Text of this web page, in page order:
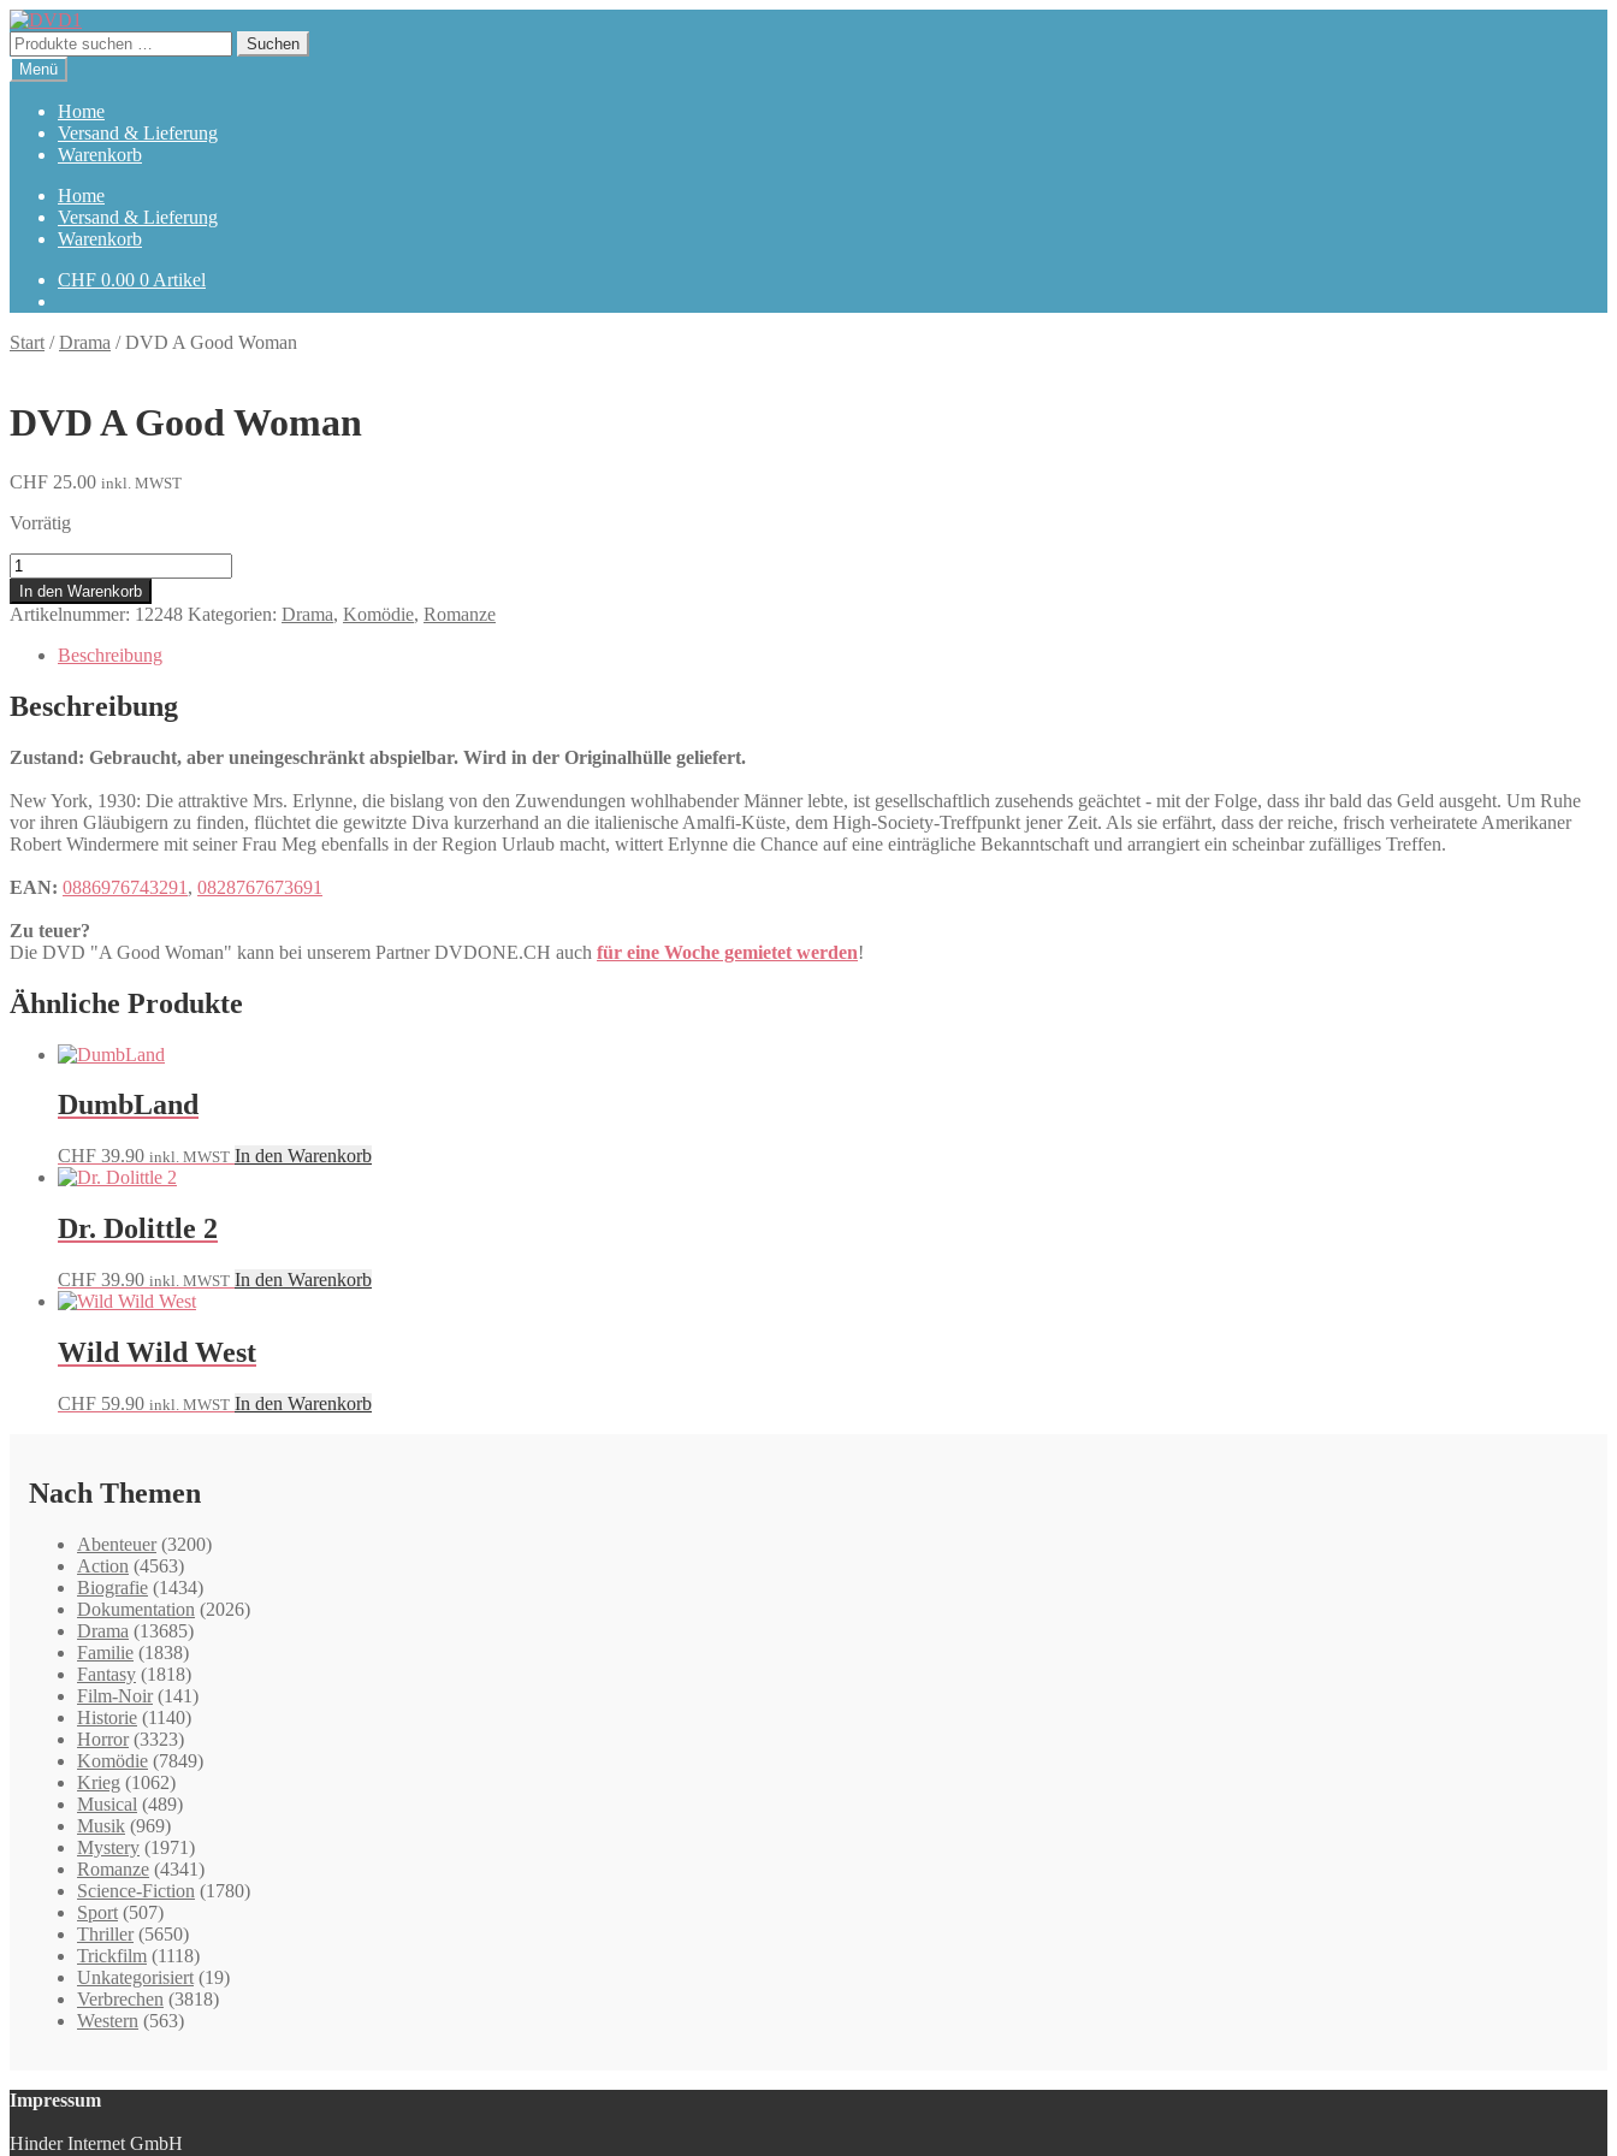
Zur
Navigation
springen
Zum
Inhalt
springen
Suchen
nach:
Suchen
Menü
Home
Versand & Lieferung
Warenkorb
Home
Versand & Lieferung
Warenkorb
CHF 0.00 0 Artikel
Start /Drama /DVD A Good Woman
DVD A Good Woman
CHF 25.00 inkl. MWST
Vorrätig
A
Good
Woman
Menge
In den Warenkorb
Artikelnummer: 12248 Kategorien: Drama, Komödie, Romanze
Beschreibung
Beschreibung
Zustand: Gebraucht, aber uneingeschränkt abspielbar. Wird in der Originalhülle geliefert.
New York, 1930: Die attraktive Mrs. Erlynne, die bislang von den Zuwendungen wohlhabender Männer lebte, ist gesellschaftlich zusehends geächtet - mit der Folge, dass ihr bald das Geld ausgeht. Um Ruhe
vor ihren Gläubigern zu finden, flüchtet die gewitzte Diva kurzerhand an die italienische Amalfi-Küste, dem High-Society-Treffpunkt jener Zeit. Als sie erfährt, dass der reiche, frisch verheiratete Amerikaner
Robert Windermere mit seiner Frau Meg ebenfalls in der Region Urlaub macht, wittert Erlynne die Chance auf eine einträgliche Bekanntschaft und arrangiert ein scheinbar zufälliges Treffen.
EAN: 0886976743291 , 0828767673691
Zu teuer?
Die DVD "A Good Woman" kann bei unserem Partner DVDONE.CH auch für eine Woche gemietet werden!
Ähnliche Produkte
DumbLand
CHF 39.90 inkl. MWST In den Warenkorb
Dr. Dolittle 2
CHF 39.90 inkl. MWST In den Warenkorb
Wild Wild West
CHF 59.90 inkl. MWST In den Warenkorb
Nach Themen
Abenteuer (3200)
Action (4563)
Biografie (1434)
Dokumentation (2026)
Drama (13685)
Familie (1838)
Fantasy (1818)
Film-Noir (141)
Historie (1140)
Horror (3323)
Komödie (7849)
Krieg (1062)
Musical (489)
Musik (969)
Mystery (1971)
Romanze (4341)
Science-Fiction (1780)
Sport (507)
Thriller (5650)
Trickfilm (1118)
Unkategorisiert (19)
Verbrechen (3818)
Western (563)
Impressum
Hinder Internet GmbH